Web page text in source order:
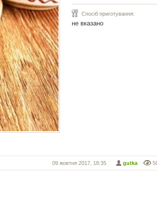
Спосіб приготування:
не вказано
gutka
09 жовтня 2017, 18:35